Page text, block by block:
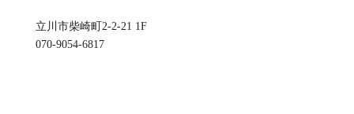
立川市柴崎町2-2-21 1F
070-9054-6817